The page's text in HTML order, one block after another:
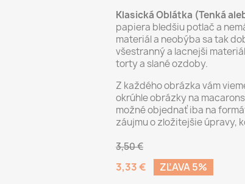
Klasická Oblátka (Tenká
papiera bledšiu potlač a
materiál a neobýba sa tak
všestranný a lacnejši
torty a slané ozdoby.
Z každého obrázka vám
okrúhle obrázky na
možné objednať iba na
záujmu o zložitejšie úpravy,
3,50 €
3,33 € ZĽAVA 5%